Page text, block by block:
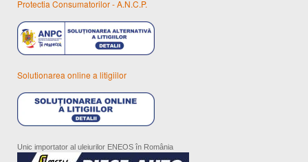
Protectia Consumatorilor - A.N.C.P.
Solutionarea online a litigiilor
Unic importator al uleiurilor ENEOS în România